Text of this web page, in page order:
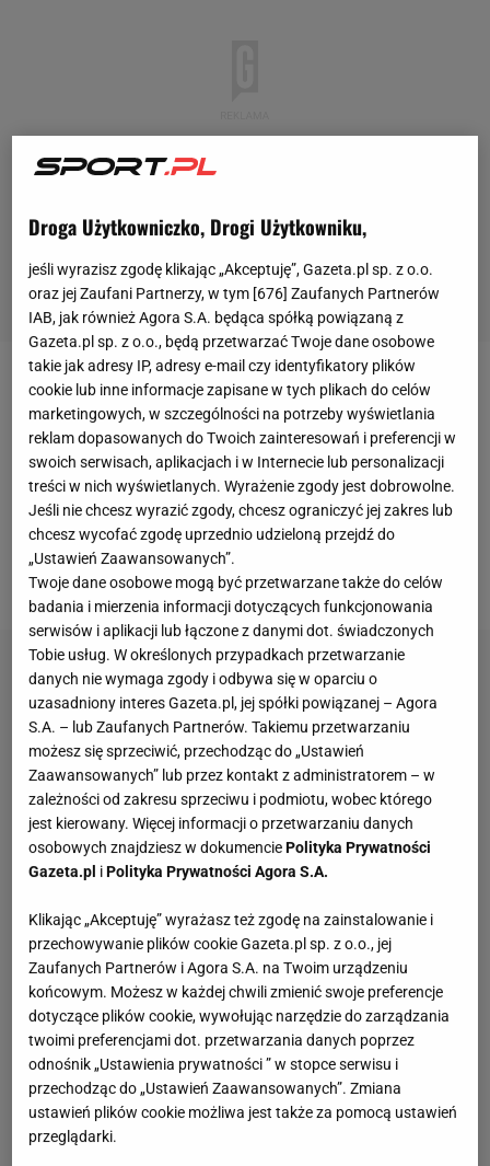
Daria Kliszyna, która podczas lekkoatletycznych
mistrzostw świata w 2017 roku sięgnęła po srebrny
medal wskoku w dal, udzieliła wywiadu rosyjskiemu
portalowi Sports.ru. Zawodniczka, która mieszka
obecnie w Atlancie, przyznała, że odrzuciła ofertę
złożoną w internecie przez anonimowego
mężczyznę.
Droga Użytkowniczko, Drogi Użytkowniku,
jeśli wyrazisz zgodę klikając „Akceptuję”, Gazeta.pl sp. z o.o.
oraz jej Zaufani Partnerzy, w tym [676] Zaufanych Partnerów
IAB, jak również Agora S.A. będąca spółką powiązaną z
Gazeta.pl sp. z o.o., będą przetwarzać Twoje dane osobowe
takie jak adresy IP, adresy e-mail czy identyfikatory plików
cookie lub inne informacje zapisane w tych plikach do celów
marketingowych, w szczególności na potrzeby wyświetlania
reklam dopasowanych do Twoich zainteresowań i preferencji w
swoich serwisach, aplikacjach i w Internecie lub personalizacji
treści w nich wyświetlanych. Wyrażenie zgody jest dobrowolne.
Jeśli nie chcesz wyrazić zgody, chcesz ograniczyć jej zakres lub
chcesz wycofać zgodę uprzednio udzieloną przejdź do
„Ustawień Zaawansowanych”.
Twoje dane osobowe mogą być przetwarzane także do celów
badania i mierzenia informacji dotyczących funkcjonowania
serwisów i aplikacji lub łączone z danymi dot. świadczonych
Tobie usług. W określonych przypadkach przetwarzanie
danych nie wymaga zgody i odbywa się w oparciu o
uzasadniony interes Gazeta.pl, jej spółki powiązanej – Agora
S.A. – lub Zaufanych Partnerów. Takiemu przetwarzaniu
możesz się sprzeciwić, przechodząc do „Ustawień
Zaawansowanych” lub przez kontakt z administratorem – w
zależności od zakresu sprzeciwu i podmiotu, wobec którego
jest kierowany. Więcej informacji o przetwarzaniu danych
osobowych znajdziesz w dokumenciePolityka Prywatności
Gazeta.pl iPolityka Prywatności Agora S.A.
Klikając „Akceptuję” wyrażasz też zgodę na zainstalowanie i
przechowywanie plików cookie Gazeta.pl sp. z o.o., jej
Zaufanych Partnerów i Agora S.A. na Twoim urządzeniu
końcowym. Możesz w każdej chwili zmienić swoje preferencje
dotyczące plików cookie, wywołując narzędzie do zarządzania
twoimi preferencjami dot. przetwarzania danych poprzez
odnośnik „Ustawienia prywatności ” w stopce serwisu i
przechodząc do „Ustawień Zaawansowanych”. Zmiana
ustawień plików cookie możliwa jest także za pomocą ustawień
przeglądarki.